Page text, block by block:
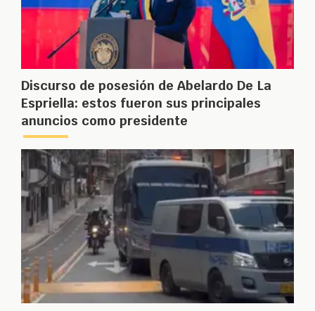
Discurso de posesión de Abelardo De La
Espriella: estos fueron sus principales
anuncios como presidente